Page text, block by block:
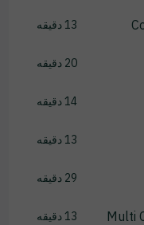
13 دقیقه
20 دقیقه
14 دقیقه
13 دقیقه
29 دقیقه
13 دقیقه